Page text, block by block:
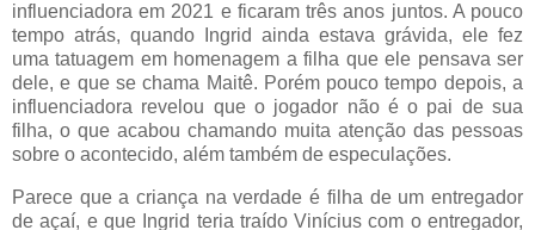
influenciadora em 2021 e ficaram três anos juntos. A pouco
tempo atrás, quando Ingrid ainda estava grávida, ele fez
uma tatuagem em homenagem a filha que ele pensava ser
dele, e que se chama Maitê. Porém pouco tempo depois, a
influenciadora revelou que o jogador não é o pai de sua
filha, o que acabou chamando muita atenção das pessoas
sobre o acontecido, além também de especulações.
Parece que a criança na verdade é filha de um entregador
de açaí, e que Ingrid teria traído Vinícius com o entregador,